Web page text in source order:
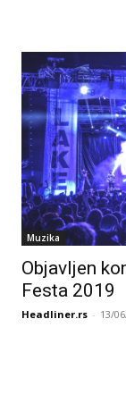
Muzika
Objavljen
Festa 2019
Headliner.rs - 13/